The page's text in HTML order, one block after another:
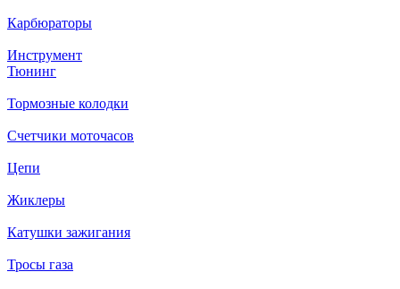
Карбюраторы
Инструмент
Тюнинг
Тормозные колодки
Счетчики моточасов
Цепи
Жиклеры
Катушки зажигания
Тросы газа